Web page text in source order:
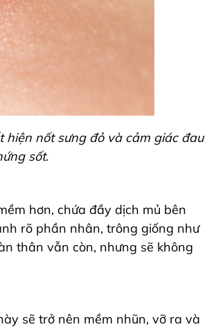
nốt sưng đỏ và cảm giác đau
sốt.
hơn, chứa đầy dịch mủ bên
rõ phần nhân, trông giống như
thân vẫn còn, nhưng sẽ không
sẽ trở nên mềm nhũn, vỡ ra và